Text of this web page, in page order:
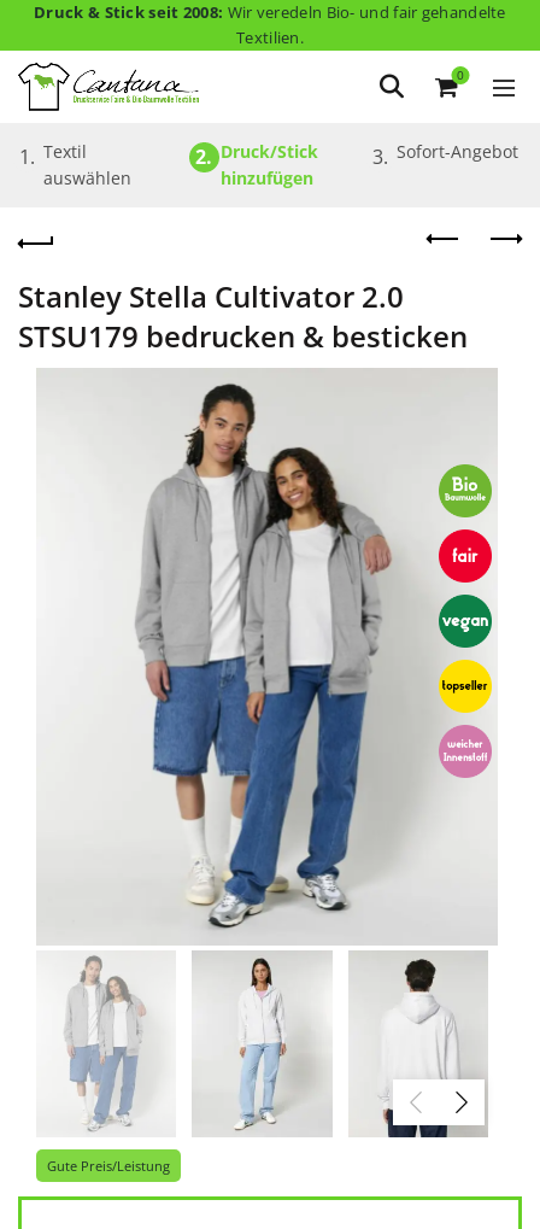
Druck & Stick seit 2008: Wir veredeln Bio- und fair gehandelte
Textilien.
0
1. Textil
auswählen
2. Druck/Stick
hinzufügen
3. Sofort-Angebot
Stanley Stella Cultivator 2.0
STSU179 bedrucken & besticken
Gute Preis/Leistung